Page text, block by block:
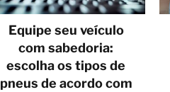
Equipe seu veículo
com sabedoria:
escolha os tipos de
pneus de acordo com